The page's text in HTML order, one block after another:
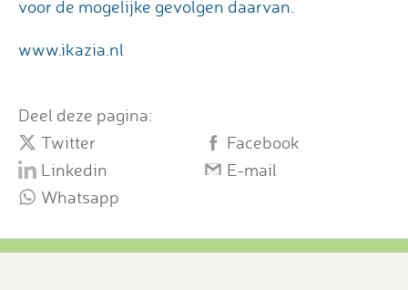
voor de mogelijke gevolgen daarvan.
www.ikazia.nl
Deel deze pagina:
Twitter
Facebook
Linkedin
E-mail
Whatsapp